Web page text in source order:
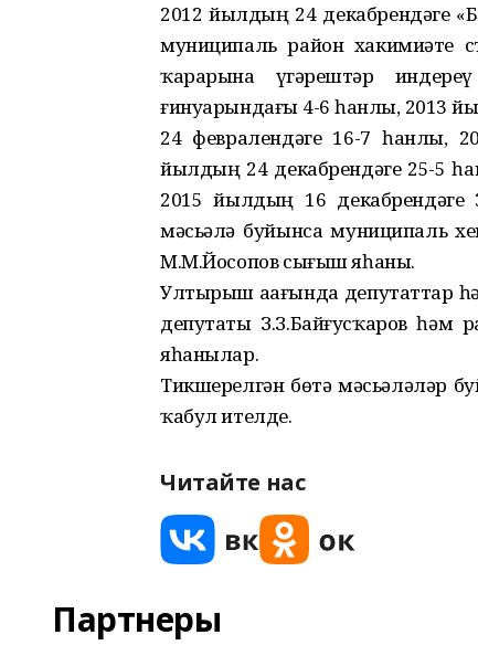
2012 йылдың 24 декабрендәге
муниципаль район хакимиәте
ҡарарына үҙгәрештәр
ғинуарындағы 4-6 һанлы, 2013
24 февралендәге 16-7 һанлы,
йылдың 24 декабрендәге 25-5
2015 йылдың 16 декабрендәге
мәсьәлә буйынса муниципаль
М.М.Йосопов сығыш яһаны.
Ултырыш аҙағында
депутаты З.З.Байғусҡаров
яһанылар.
Тикшерелгән бөтә мәсьәләләр
ҡабул ителде.
Читайте нас
Партнеры